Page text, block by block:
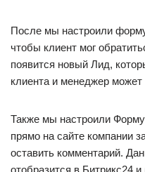
После мы настроили
чтобы клиент мог
появится новый Лид,
клиента и менеджер может
Также мы настроили Форму
прямо на сайте компании
оставить комментарий.